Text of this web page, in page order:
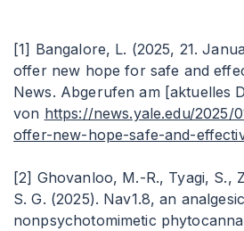
[1] Bangalore, L. (2025, 21.
offer new hope for safe and
News. Abgerufen am [aktuelles
von https://news.yale.edu/2025/
offer-new-hope-safe-and-
[2] Ghovanloo, M.-R., Tyagi, S.,
S. G. (2025). Nav1.8, an
nonpsychotomimetic